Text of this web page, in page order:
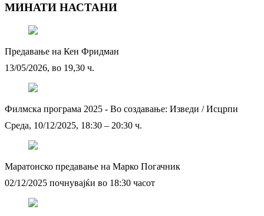
МИНАТИ НАСТАНИ
Предавање на Кен Фридман
13/05/2026, во 19,30 ч.
Филмска програма 2025 - Во создавање: Изведи / Исцрпи
Среда, 10/12/2025, 18:30 – 20:30 ч.
Маратонско предавање на Марко Погачник
02/12/2025 почнувајќи во 18:30 часот